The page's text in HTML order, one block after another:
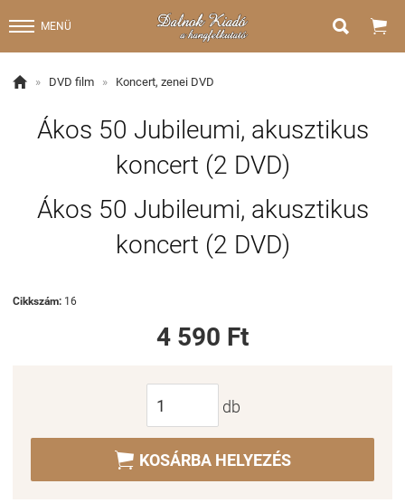
MENÜ  
 » DVD film » Koncert, zenei DVD
Ákos 50 Jubileumi, akusztikus
koncert (2 DVD)
Ákos 50 Jubileumi, akusztikus
koncert (2 DVD)
Cikkszám: 16
4 590 Ft
db
 KOSÁRBA HELYEZÉS